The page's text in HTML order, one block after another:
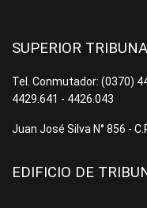
SUPERIOR
Tel. Conmutador: (0370)
4429.641 - 4426.043
Juan José Silva N° 856 -
EDIFICIO DE